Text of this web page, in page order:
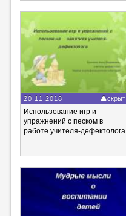
20.11.2018 скрыт
Использование игр и
упражнений с песком в
работе учителя-дефектолога